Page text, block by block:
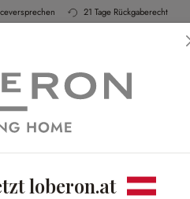
21 Tage Rückgaberecht
Bad
loberon.at